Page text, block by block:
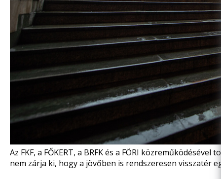
Az FKF, a FŐKERT, a BRFK és a FÖRI
nem zárja ki, hogy a jövőben is rendszeresen visszatér